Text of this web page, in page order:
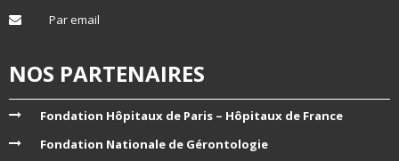
Par email
NOS PARTENAIRES
Fondation Hôpitaux de Paris – Hôpitaux de France
Fondation Nationale de Gérontologie